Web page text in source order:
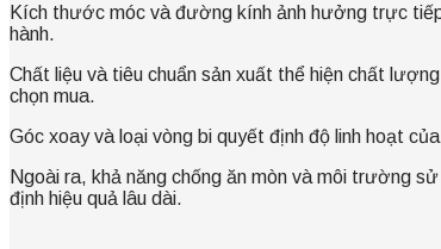
Kích thước móc và đường kính ảnh hưởng trực
hành.
Chất liệu và tiêu chuẩn sản xuất thể hiện chất
chọn mua.
Góc xoay và loại vòng bi quyết định độ linh hoạt
Ngoài ra, khả năng chống ăn mòn và môi trường
định hiệu quả lâu dài.